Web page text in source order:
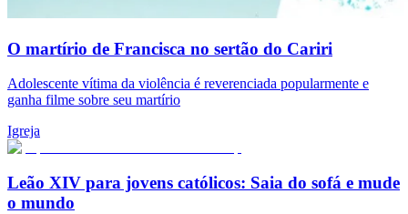
O martírio de Francisca no sertão do Cariri
Adolescente vítima da violência é reverenciada popularmente e
ganha filme sobre seu martírio
Igreja
Leão XIV para jovens católicos: Saia do sofá e mude
o mundo